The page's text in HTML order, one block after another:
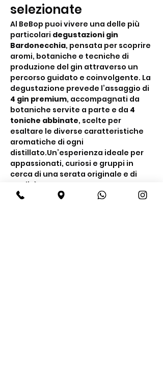
selezionate
Al BeBop puoi vivere una delle più
particolari degustazioni gin
Bardonecchia, pensata per scoprire
aromi, botaniche e tecniche di
produzione del gin attraverso un
percorso guidato e coinvolgente. La
degustazione prevede l’assaggio di
4 gin premium, accompagnati da
botaniche servite a parte e da 4
toniche abbinate, scelte per
esaltare le diverse caratteristiche
aromatiche di ogni
distillato.Un’esperienza ideale per
appassionati, curiosi e gruppi in
cerca di una serata originale e di
qualità.
Cosa include la